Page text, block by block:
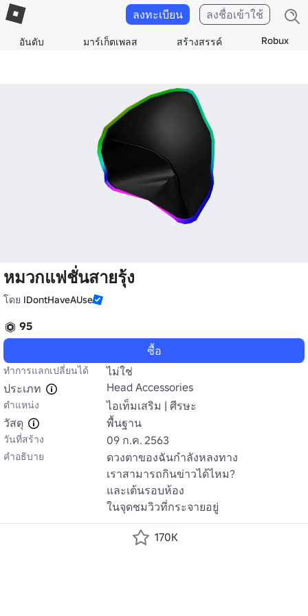
อันดับ มาร์เก็ตเพลส สร้างสรรค์ Robux
ลงทะเบียน ลงชื่อเข้าใช้
หมวกแฟชั่นสายรุ้ง
โดย IDontHaveAUse
95
ซื้อ
ทำการแลกเปลี่ยนได้
ไม่ใช่
ประเภท
Head Accessories
ตำแหน่ง
ไอเท็มเสริม | ศีรษะ
วัสดุ
พื้นฐาน
วันที่สร้าง 09 ก.ค. 2563
คำอธิบาย
ดวงตาของฉันกําลังหลงทาง
เราสามารถกินข่าวได้ไหม?
และเต้นรอบห้อง
ในจุดชมวิวที่กระจายอยู่
170K